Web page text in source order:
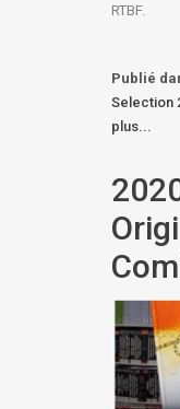
RTBF.
Publié
Selection
plus...